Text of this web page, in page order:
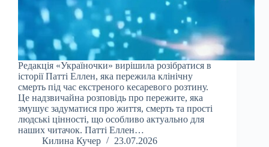
Редакція «Україночки» вирішила розібратися в
історії Патті Еллен, яка пережила клінічну
смерть під час екстреного кесаревого розтину.
Це надзвичайна розповідь про пережите, яка
змушує задуматися про життя, смерть та прості
людські цінності, що особливо актуально для
наших читачок. Патті Еллен…
Килина Кучер
23.07.2026